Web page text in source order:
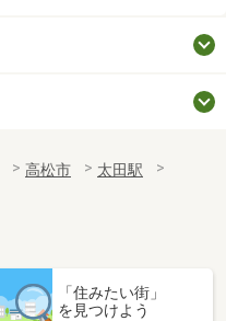
高松市
太田駅
「住みたい街」
を見つけよう